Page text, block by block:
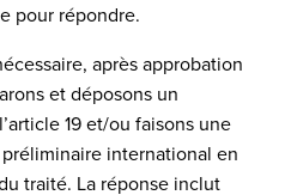
pour répondre.
après approbation
et déposons un
19 et/ou faisons une
international en
traité. La réponse inclut